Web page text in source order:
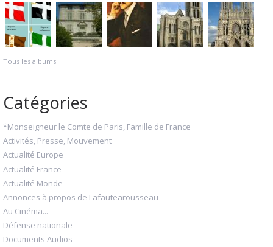
Tous les albums
Catégories
*Monseigneur le Comte de Paris, Famille de France
Activités, Presse, Mouvement
Actualité Europe
Actualité France
Actualité Monde
Annonces à propos de Lafautearousseau
Au Cinéma...
Défense nationale
Documents Audios